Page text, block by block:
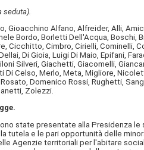
seduta).
Alfano, Alfreider, Alli,
Bordo, Borletti Dell'Acqua, Boschi,
Cicchitto, Cimbro, Cirielli, Cominelli,
Di Gioia, Luigi Di Maio, Epifani,
Silveri, Giachetti, Giacomelli,
Di Celso, Merlo, Meta, Migliore,
Domenico Rossi, Rughetti,
Zolezzi.
state presentate alla Presidenza
tutela e le pari opportunità delle
Agenzie territoriali per l'abitare